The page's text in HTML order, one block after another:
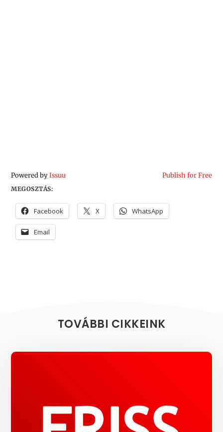
Powered byIssuu Publish for Free
MEGOSZTÁS:
Facebook X WhatsApp
Email
TOVÁBBI CIKKEINK